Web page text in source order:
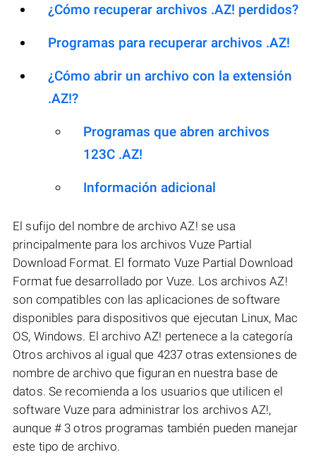
¿Cómo recuperar archivos .AZ! perdidos?
Programas para recuperar archivos .AZ!
¿Cómo abrir un archivo con la extensión
.AZ!?
Programas que abren archivos
123C .AZ!
Información adicional
El sufijo del nombre de archivo AZ! se usa
principalmente para los archivos Vuze Partial
Download Format. El formato Vuze Partial Download
Format fue desarrollado por Vuze. Los archivos AZ!
son compatibles con las aplicaciones de software
disponibles para dispositivos que ejecutan Linux, Mac
OS, Windows. El archivo AZ! pertenece a la categoría
Otros archivos al igual que 4237 otras extensiones de
nombre de archivo que figuran en nuestra base de
datos. Se recomienda a los usuarios que utilicen el
software Vuze para administrar los archivos AZ!,
aunque # 3 otros programas también pueden manejar
este tipo de archivo.